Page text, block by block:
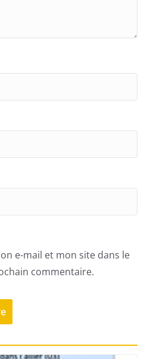
e-mail et mon site dans le
commentaire.